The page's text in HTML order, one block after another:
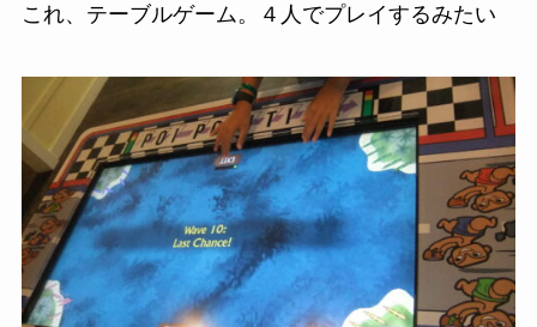
これ、テーブルゲーム。４人でプレイするみたい